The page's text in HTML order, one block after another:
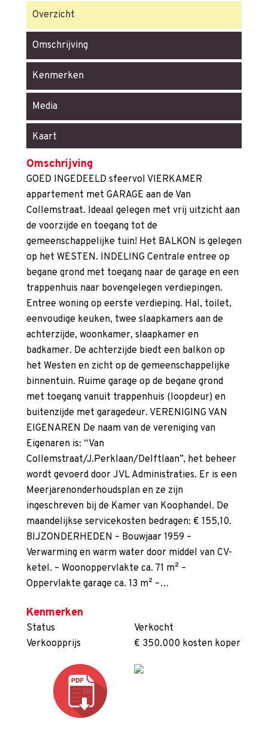
Overzicht
Omschrijving
Kenmerken
Media
Kaart
Omschrijving
GOED INGEDEELD sfeervol VIERKAMER
appartement met GARAGE aan de Van
Collemstraat. Ideaal gelegen met vrij uitzicht aan
de voorzijde en toegang tot de
gemeenschappelijke tuin! Het BALKON is gelegen
op het WESTEN. INDELING Centrale entree op
begane grond met toegang naar de garage en een
trappenhuis naar bovengelegen verdiepingen.
Entree woning op eerste verdieping. Hal, toilet,
eenvoudige keuken, twee slaapkamers aan de
achterzijde, woonkamer, slaapkamer en
badkamer. De achterzijde biedt een balkon op
het Westen en zicht op de gemeenschappelijke
binnentuin. Ruime garage op de begane grond
met toegang vanuit trappenhuis (loopdeur) en
buitenzijde met garagedeur. VERENIGING VAN
EIGENAREN De naam van de vereniging van
Eigenaren is: “Van
Collemstraat/J.Perklaan/Delftlaan”, het beheer
wordt gevoerd door JVL Administraties. Er is een
Meerjarenonderhoudsplan en ze zijn
ingeschreven bij de Kamer van Koophandel. De
maandelijkse servicekosten bedragen: € 155,10.
BIJZONDERHEDEN – Bouwjaar 1959 –
Verwarming en warm water door middel van CV-
ketel. – Woonoppervlakte ca. 71 m² –
Oppervlakte garage ca. 13 m² –…
Kenmerken
Status
Verkocht
Verkoopprijs
€ 350.000 kosten koper